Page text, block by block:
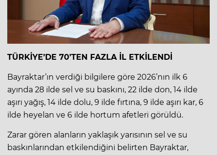
TÜRKİYE’DE 70’TEN FAZLA İL ETKİLENDİ
Bayraktar’ın verdiği bilgilere göre 2026’nın ilk 6
ayında 28 ilde sel ve su baskını, 22 ilde don, 14 ilde
aşırı yağış, 14 ilde dolu, 9 ilde fırtına, 9 ilde aşırı kar, 6
ilde heyelan ve 6 ilde hortum afetleri görüldü.
Zarar gören alanların yaklaşık yarısının sel ve su
baskınlarından etkilendiğini belirten Bayraktar,